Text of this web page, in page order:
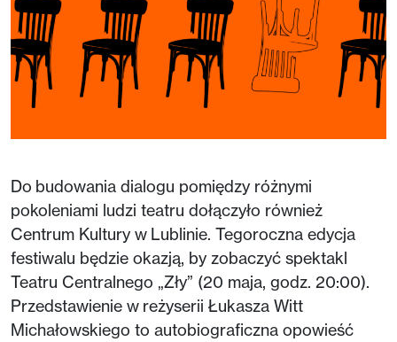
Do budowania dialogu pomiędzy różnymi
pokoleniami ludzi teatru dołączyło również
Centrum Kultury w Lublinie. Tegoroczna edycja
festiwalu będzie okazją, by zobaczyć spektakl
Teatru Centralnego „Zły” (20 maja, godz. 20:00).
Przedstawienie w reżyserii Łukasza Witt
Michałowskiego to autobiograficzna opowieść